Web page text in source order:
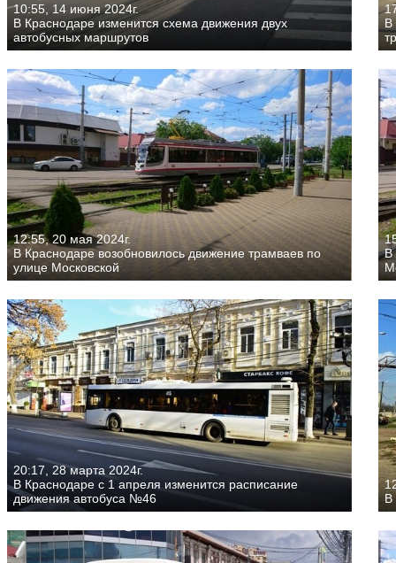
10:55, 14 июня 2024г.
В Краснодаре изменится схема движения двух
автобусных маршрутов
В
12:55, 20 мая 2024г.
В Краснодаре возобновилось движение трамваев по
улице Московской
В
20:17, 28 марта 2024г.
В Краснодаре с 1 апреля изменится расписание
движения автобуса №46
В